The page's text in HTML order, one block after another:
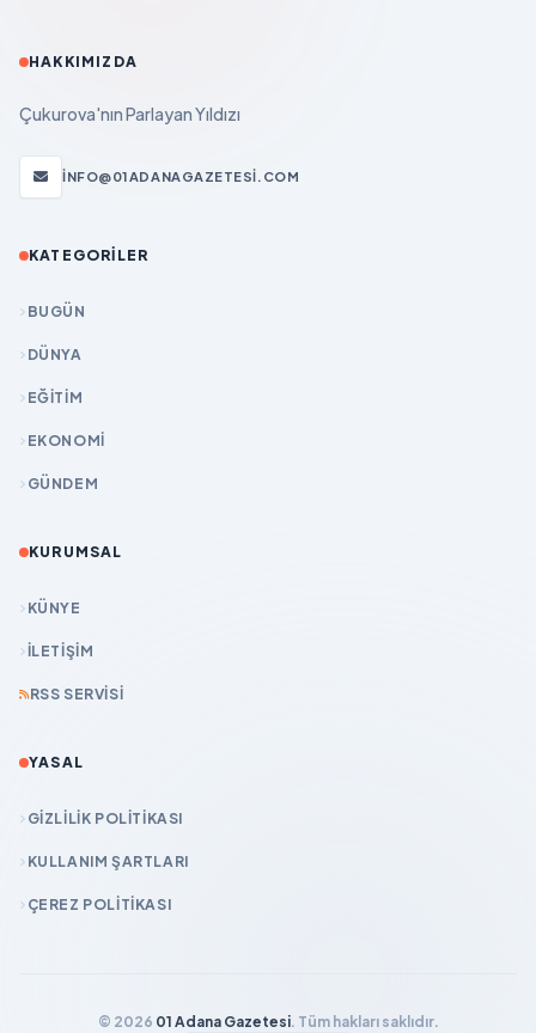
HAKKIMIZDA
Çukurova'nın Parlayan Yıldızı
INFO@01ADANAGAZETESI.COM
KATEGORILER
BUGÜN
DÜNYA
EĞİTİM
EKONOMİ
GÜNDEM
KURUMSAL
KÜNYE
İLETIŞIM
RSS SERVISI
YASAL
GIZLILIK POLITIKASI
KULLANIM ŞARTLARI
ÇEREZ POLITIKASI
© 2026 01 Adana Gazetesi. Tüm hakları saklıdır.